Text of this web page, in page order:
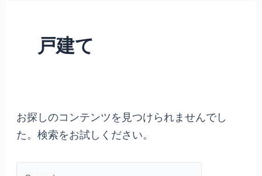
戸建て
お探しのコンテンツを見つけられませんでし
た。検索をお試しください。